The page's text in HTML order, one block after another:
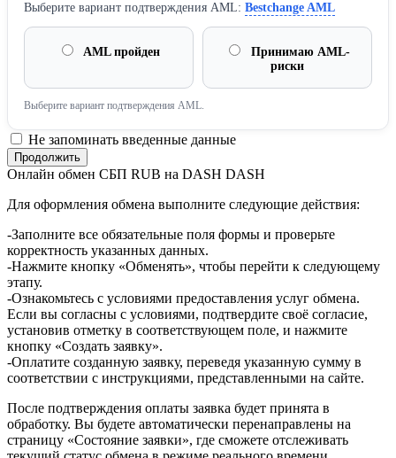
Выберите вариант подтверждения AML: Bestchange AML
AML пройден
Принимаю AML-
риски
Выберите вариант подтверждения AML.
Не запоминать введенные данные
Онлайн обмен СБП RUB на DASH DASH
Для оформления обмена выполните следующие действия:
-Заполните все обязательные поля формы и проверьте
корректность указанных данных.
-Нажмите кнопку «Обменять», чтобы перейти к следующему
этапу.
-Ознакомьтесь с условиями предоставления услуг обмена.
Если вы согласны с условиями, подтвердите своё согласие,
установив отметку в соответствующем поле, и нажмите
кнопку «Создать заявку».
-Оплатите созданную заявку, переведя указанную сумму в
соответствии с инструкциями, представленными на сайте.
После подтверждения оплаты заявка будет принята в
обработку. Вы будете автоматически перенаправлены на
страницу «Состояние заявки», где сможете отслеживать